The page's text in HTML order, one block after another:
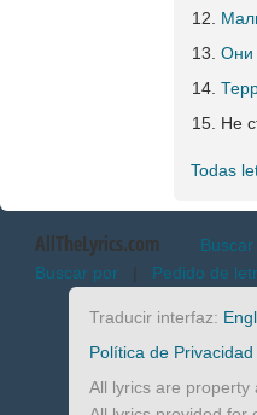
Они
Не
Todas
AllTheLyrics.com Buscar
Buscar por | Pedido de
Traducir interfaz:
Política de Privacidad
All lyrics are property